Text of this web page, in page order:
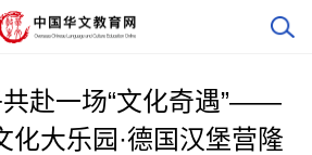
共赴一场“文化奇遇”——
化大乐园·德国汉堡营隆